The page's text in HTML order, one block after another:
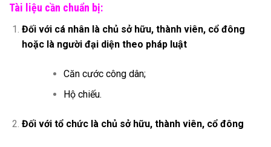
Tài liệu cần chuẩn bị:
Đối với cá nhân là chủ sở hữu, thành viên, cổ đông
hoặc là người đại diện theo pháp luật
Căn cước công dân;
Hộ chiếu.
Đối với tổ chức là chủ sở hữu, thành viên, cổ đông